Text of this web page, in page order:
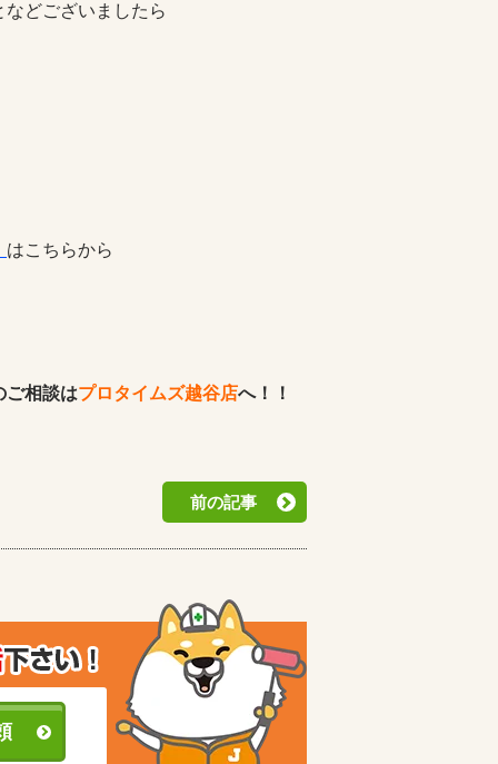
どございましたら
はこちらから
相談はプロタイムズ越谷店へ！！
前の記事